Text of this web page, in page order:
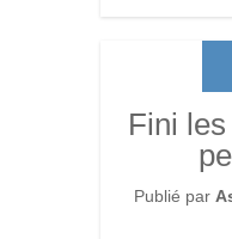
Fini
Publié par